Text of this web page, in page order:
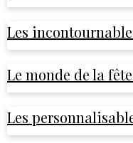
Les
Le monde de la
Les